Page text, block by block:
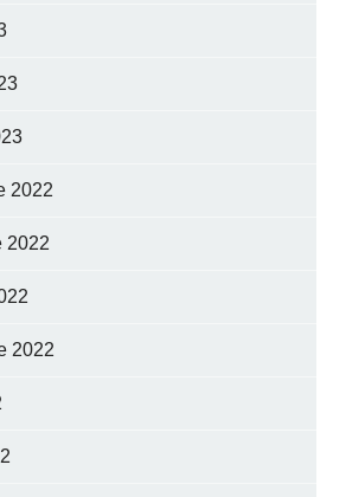
2022
2022
2022